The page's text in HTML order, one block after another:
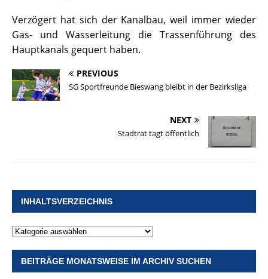
Verzögert hat sich der Kanalbau, weil immer wieder
Gas- und Wasserleitung die Trassenführung des
Hauptkanals gequert haben.
PREVIOUS
SG Sportfreunde Bieswang bleibt in der Bezirksliga
NEXT
Stadtrat tagt öffentlich
INHALTSVERZEICHNIS
BEITRÄGE MONATSWEISE IM ARCHIV SUCHEN